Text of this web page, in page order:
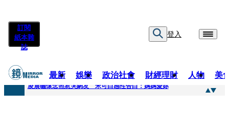
訂閱
紙本雜
誌
登入
最新 娛樂 政治社會 財經理財 人物 美
快訊
凌晨曬懷念照惹哭網友 米可白感性告白：媽媽愛妳